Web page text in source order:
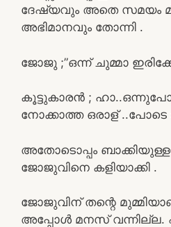
ദേഷ്യവും അതെ സമയം
അഭിമാനവും തോന്നി .
ജോജു ;”ഒന്ന് ചുമ്മാ
കൂട്ടുകാരൻ ;
നോക്കാത്ത ഒരാള് ..പോടെ
അതോടൊപ്പം
ജോജുവിനെ കളിയാക്കി .
ജോജുവിന്‌ തന്റെ
അപ്പോൾ മനസ് വന്നില്ല.